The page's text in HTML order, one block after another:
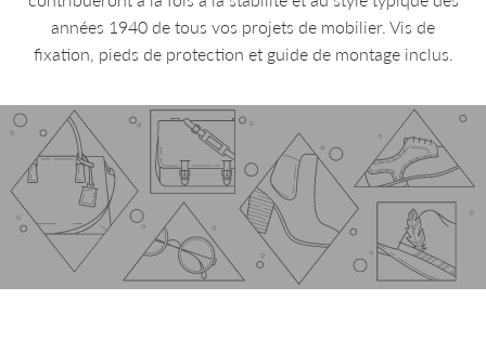
années 1940 de tous vos projets de mobilier. Vis de
fixation, pieds de protection et guide de montage inclus.